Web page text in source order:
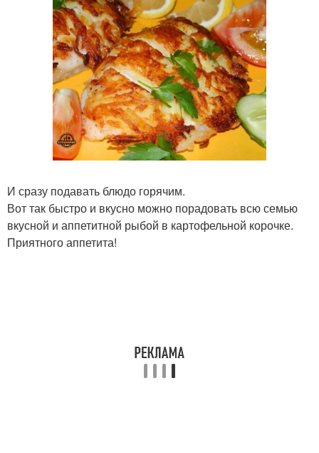
И сразу подавать блюдо горячим.
Вот так быстро и вкусно можно порадовать всю семью
вкусной и аппетитной рыбой в картофельной корочке.
Приятного аппетита!